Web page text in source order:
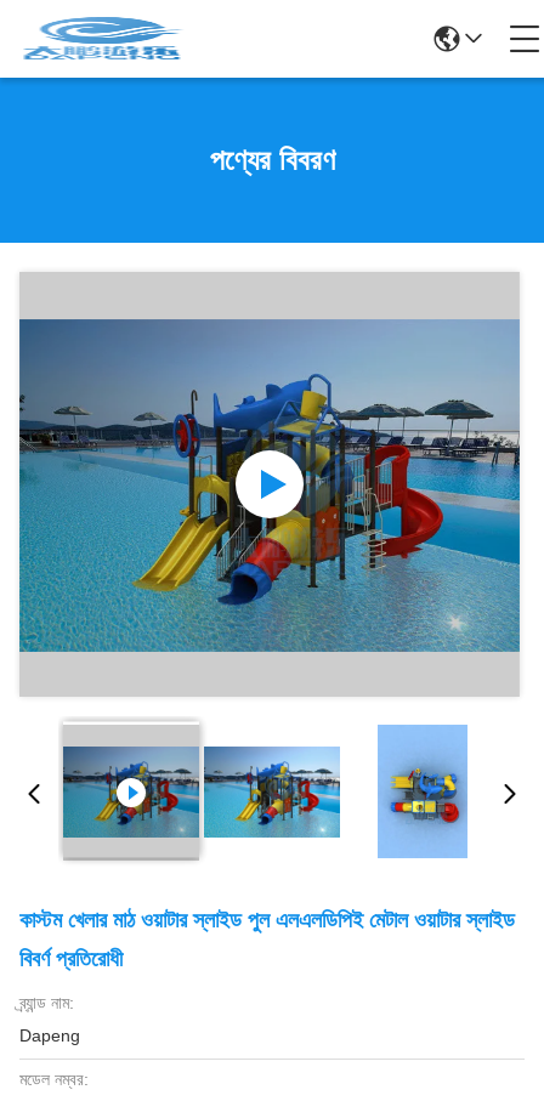
পণ্যের বিবরণ
কাস্টম খেলার মাঠ ওয়াটার স্লাইড পুল এলএলডিপিই মেটাল ওয়াটার স্লাইড
বিবর্ণ প্রতিরোধী
ব্র্যান্ড নাম:
Dapeng
মডেল নম্বর: